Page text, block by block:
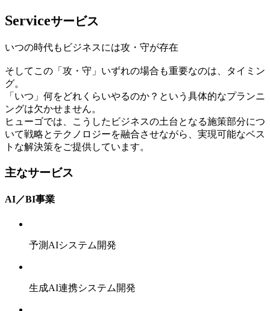
Serviceサービス
いつの時代もビジネスには攻・守が存在
そしてこの「攻・守」いずれの場合も重要なのは、タイミン
グ。
「いつ」何をどれくらいやるのか？という具体的なプランニ
ングは欠かせません。
ヒューゴでは、こうしたビジネスの土台となる施策部分につ
いて戦略とテクノロジーを融合させながら、実現可能なベス
トな解決策をご提供しています。
主なサービス
AI／BI事業
予測AIシステム開発
生成AI連携システム開発